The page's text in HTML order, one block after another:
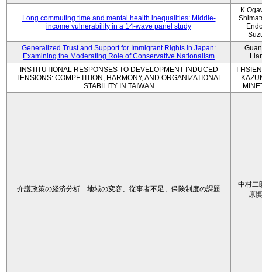
Long commuting time and mental health inequalities: Middle-
income vulnerability in a 14-wave panel study
K
Generalized Trust and Support for Immigrant Rights in Japan:
Examining the Moderating Role of Conservative Nationalism
INSTITUTIONAL RESPONSES TO DEVELOPMENT-INDUCED
TENSIONS: COMPETITION, HARMONY, AND ORGANIZATIONAL
STABILITY IN TAIWAN
I-
介護政策の経済分析 地域の変容、従事者不足、保険制度の課題
中村二
原